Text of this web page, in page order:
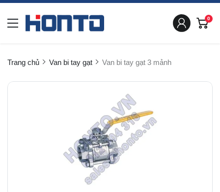
0
Trang chủ Van bi tay gạt Van bi tay gạt 3 mảnh